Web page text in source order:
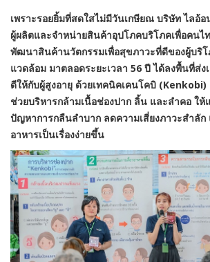
เพราะรอยยิ้มที่สดใสไม่มีวันเกษียณ บริษัท ไลอ้อ
ผู้ผลิตและจำหน่ายสินค้าอุปโภคบริโภคเพื่อคนไ
พัฒนาสินค้านวัตกรรมเพื่อสุขภาวะที่ดีของผู้บริ
แวดล้อม มาตลอดระยะเวลา 56 ปี ได้ลงพื้นที่ส่
ดีให้กับผู้สูงอายุ ด้วยเทคนิคเคนโคบิ (Kenkobi)
ช่วยบริหารกล้ามเนื้อช่องปาก ลิ้น และลำคอ ใ
ปัญหาการกลืนลำบาก ลดความเสี่ยงภาวะสำลัก
อาหารเป็นเรื่องง่ายขึ้น